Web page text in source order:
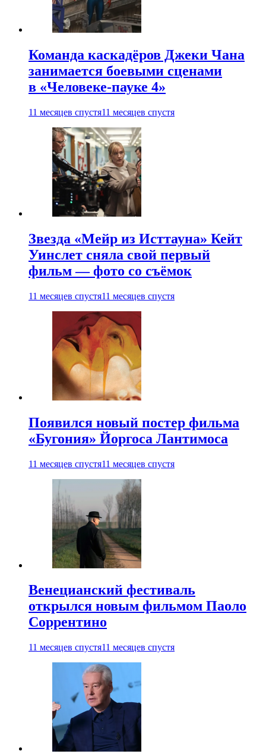
Команда каскадёров Джеки Чана
занимается боевыми сценами
в «Человеке-пауке 4»
11 месяцев спустя11 месяцев спустя
Звезда «Мейр из Исттауна» Кейт
Уинслет сняла свой первый
фильм — фото со съёмок
11 месяцев спустя11 месяцев спустя
Появился новый постер фильма
«Бугония» Йоргоса Лантимоса
11 месяцев спустя11 месяцев спустя
Венецианский фестиваль
открылся новым фильмом Паоло
Соррентино
11 месяцев спустя11 месяцев спустя